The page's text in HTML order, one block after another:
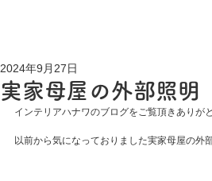
実家母屋の外部照明
2024年9月27日
インテリアハナワのブログをご覧頂きありが
以前から気になっておりました実家母屋の外